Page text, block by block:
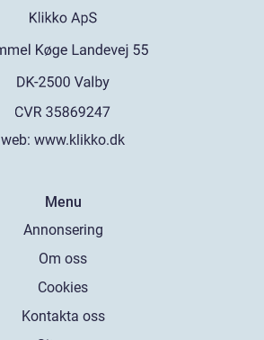
web: www.klikko.dk
Menu
Annonsering
Om oss
Cookies
Kontakta oss